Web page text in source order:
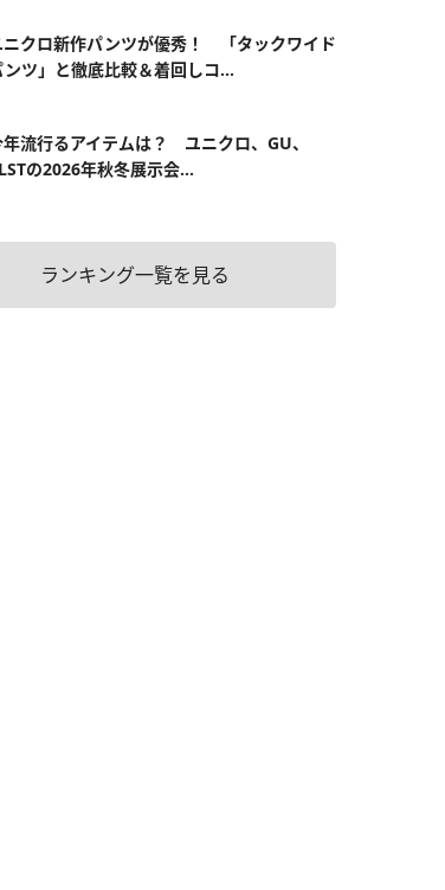
ニクロ新作パンツが優秀！ 「タックワイド
ンツ」と徹底比較＆着回しコ...
流行るアイテムは？ ユニクロ、GU、
の2026年秋冬展示会...
ランキング一覧を見る